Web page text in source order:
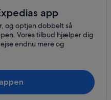
app
og optjen dobbelt så
Vores tilbud hjælper dig
endnu mere og